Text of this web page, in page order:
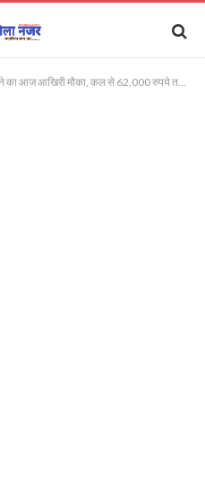
आखिरी मौका, कल से 62,000 रुपये तक बढ़ जाएंगी कीमतें